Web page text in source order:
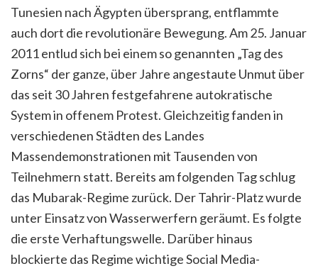
Tunesien nach Ägypten übersprang, entflammte
auch dort die revolutionäre Bewegung. Am 25. Januar
2011 entlud sich bei einem so genannten „Tag des
Zorns“ der ganze, über Jahre angestaute Unmut über
das seit 30 Jahren festgefahrene autokratische
System in offenem Protest. Gleichzeitig fanden in
verschiedenen Städten des Landes
Massendemonstrationen mit Tausenden von
Teilnehmern statt. Bereits am folgenden Tag schlug
das Mubarak-Regime zurück. Der Tahrir-Platz wurde
unter Einsatz von Wasserwerfern geräumt. Es folgte
die erste Verhaftungswelle. Darüber hinaus
blockierte das Regime wichtige Social Media-